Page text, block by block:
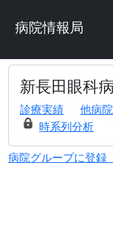
病院情報局
新長田眼科
診療実績 他病
時系列分析
病院グループに登録